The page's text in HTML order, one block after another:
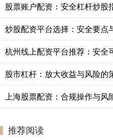
股票账户配资：安全杠杆炒股
炒股配资平台选择：安全要点
杭州线上配资平台推荐：安全
股市杠杆：放大收益与风险的
上海股票配资：合规操作与风
推荐阅读